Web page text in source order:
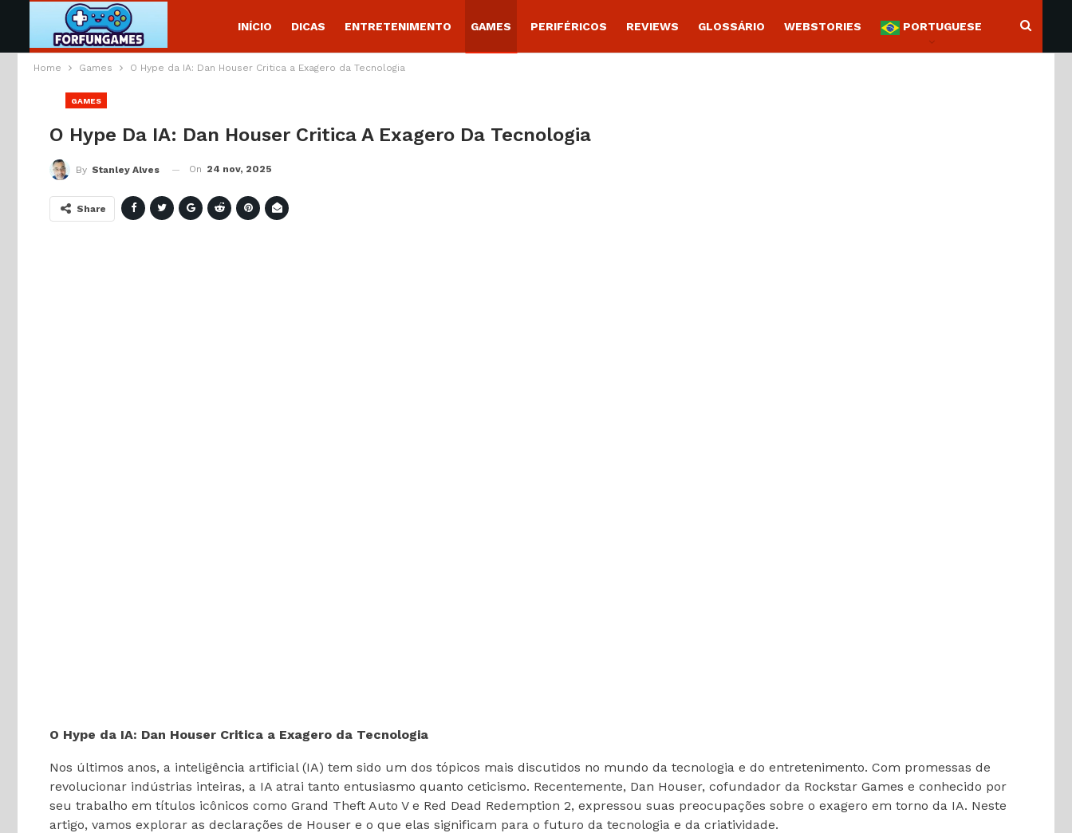
INÍCIO DICAS ENTRETENIMENTO GAMES PERIFÉRICOS REVIEWS GLOSSÁRIO WEBSTORIES PORTUGUESE
Home Games O Hype da IA: Dan Houser Critica a Exagero da Tecnologia
GAMES
O Hype Da IA: Dan Houser Critica A Exagero Da Tecnologia
By Stanley Alves On 24 nov, 2025
Share
O Hype da IA: Dan Houser Critica a Exagero da Tecnologia
Nos últimos anos, a inteligência artificial (IA) tem sido um dos tópicos mais discutidos no mundo da tecnologia e do entretenimento. Com promessas de
revolucionar indústrias inteiras, a IA atrai tanto entusiasmo quanto ceticismo. Recentemente, Dan Houser, cofundador da Rockstar Games e conhecido por
seu trabalho em títulos icônicos como Grand Theft Auto V e Red Dead Redemption 2, expressou suas preocupações sobre o exagero em torno da IA. Neste
artigo, vamos explorar as declarações de Houser e o que elas significam para o futuro da tecnologia e da criatividade.